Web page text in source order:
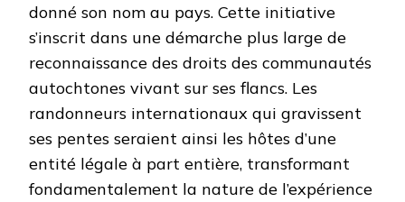
donné son nom au pays. Cette initiative
s’inscrit dans une démarche plus large de
reconnaissance des droits des communautés
autochtones vivant sur ses flancs. Les
randonneurs internationaux qui gravissent
ses pentes seraient ainsi les hôtes d’une
entité légale à part entière, transformant
fondamentalement la nature de l’expérience